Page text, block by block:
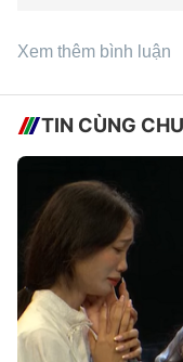
Xem thêm bình luận
TIN CÙNG